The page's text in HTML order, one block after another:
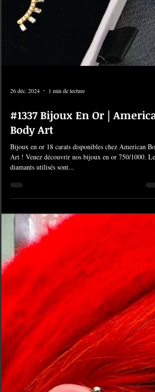
#1337 Bijoux En Or |
Body Art
Bijoux en or 18 carats disponibles chez American
Art ! Venez découvrir nos bijoux en or 750/1000. Les
diamants utilisés sont...